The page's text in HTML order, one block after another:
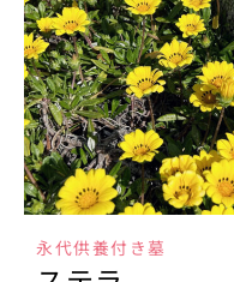
永代供養付き墓